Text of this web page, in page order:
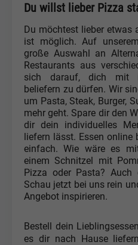
Du willst lieber Pizza
Du möchtest lieber etwas
ist möglich. Auf
große Auswahl an
Restaurants aus
sich darauf, dich mit
beliefern zu dürfen. Wir
um Pasta, Steak, Burger,
mehr geht. Spare dir den
dir dein individuelles
liefern lässt. Essen online
einfach. Wie wäre es
einem Schnitzel mit
Pizza oder Pasta?
Schau jetzt bei uns rein
Angebot inspirieren.
Bestell dein
es dir nach Hause